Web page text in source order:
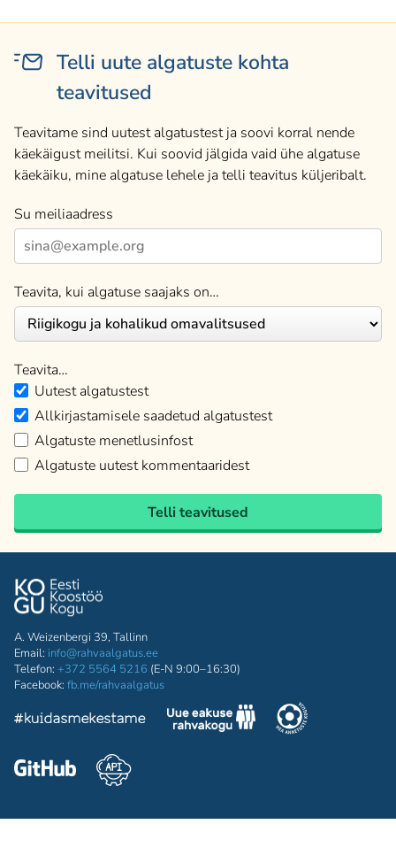
Telli uute algatuste kohta
teavitused
Teavitame sind uutest algatustest ja soovi korral nende
käekäigust meilitsi. Kui soovid jälgida vaid ühe algatuse
käekäiku, mine algatuse lehele ja telli teavitus küljeribalt.
Su meiliaadress
Teavita, kui algatuse saajaks on…
Teavita…
Uutest algatustest
Allkirjastamisele saadetud algatustest
Algatuste menetlusinfost
Algatuste uutest kommentaaridest
Telli teavitused
A. Weizenbergi 39, Tallinn
Email: info@rahvaalgatus.ee
Telefon: +372 5564 5216 (E-N 9:00–16:30)
Facebook: fb.me/rahvaalgatus